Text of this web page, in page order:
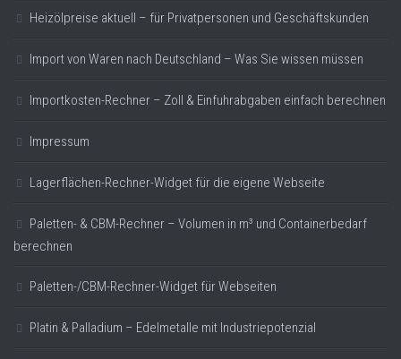
Heizölpreise aktuell – für Privatpersonen und Geschäftskunden
Import von Waren nach Deutschland – Was Sie wissen müssen
Importkosten-Rechner – Zoll & Einfuhrabgaben einfach berechnen
Impressum
Lagerflächen-Rechner-Widget für die eigene Webseite
Paletten- & CBM-Rechner – Volumen in m³ und Containerbedarf
berechnen
Paletten-/CBM-Rechner-Widget für Webseiten
Platin & Palladium – Edelmetalle mit Industriepotenzial